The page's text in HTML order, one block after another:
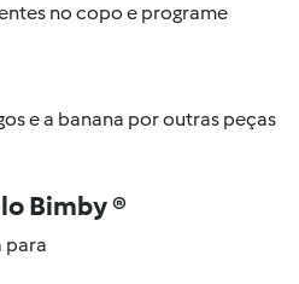
no copo e programe
e a banana por outras peças
Bimby ®
para